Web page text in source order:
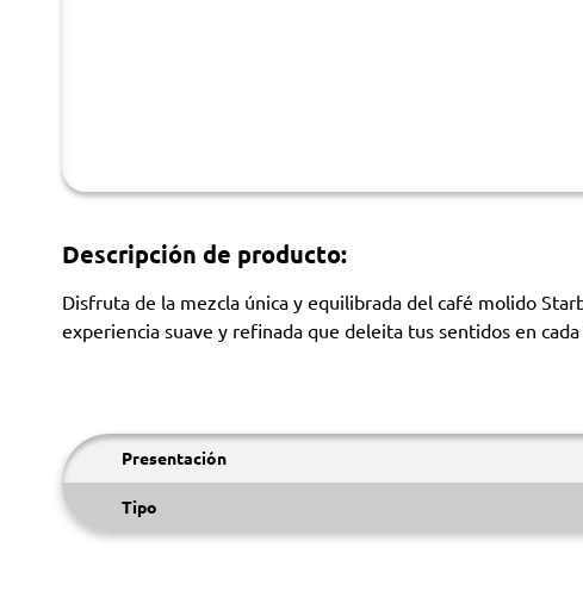
Descripción de producto:
Disfruta de la mezcla única y equilibrada del café molido
experiencia suave y refinada que deleita tus sentidos en cada
Presentación
Tipo